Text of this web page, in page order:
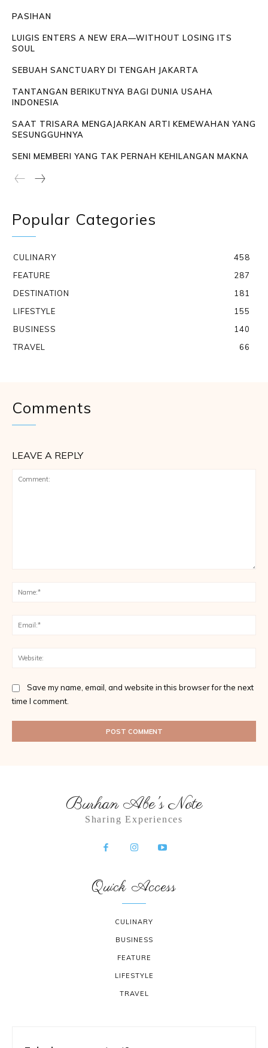
PASIHAN
LUIGIS ENTERS A NEW ERA—WITHOUT LOSING ITS
SOUL
SEBUAH SANCTUARY DI TENGAH JAKARTA
TANTANGAN BERIKUTNYA BAGI DUNIA USAHA
INDONESIA
SAAT TRISARA MENGAJARKAN ARTI KEMEWAHAN YANG
SESUNGGUHNYA
SENI MEMBERI YANG TAK PERNAH KEHILANGAN MAKNA
Popular Categories
CULINARY
458
FEATURE
287
DESTINATION
181
LIFESTYLE
155
BUSINESS
140
TRAVEL
66
Comments
LEAVE A REPLY
Save my name, email, and website in this browser for the next
time I comment.
Burhan Abe's Note
Sharing Experiences
Quick Access
CULINARY
BUSINESS
FEATURE
LIFESTYLE
TRAVEL